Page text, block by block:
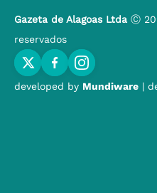
Gazeta de Alagoas Ltda Ⓒ
reservados
developed by Mundiware |